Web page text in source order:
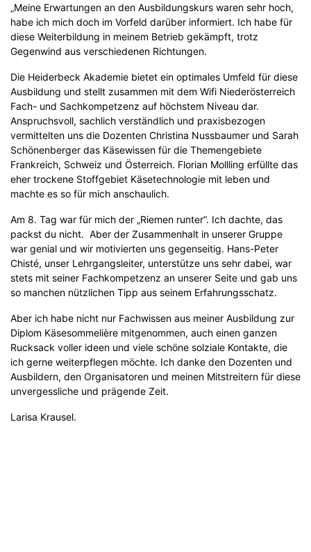
„Meine Erwartungen an den Ausbildungskurs waren sehr hoch,
habe ich mich doch im Vorfeld darüber informiert. Ich habe für
diese Weiterbildung in meinem Betrieb gekämpft, trotz
Gegenwind aus verschiedenen Richtungen.
Die Heiderbeck Akademie bietet ein optimales Umfeld für diese
Ausbildung und stellt zusammen mit dem Wifi Niederösterreich
Fach- und Sachkompetzenz auf höchstem Niveau dar.
Anspruchsvoll, sachlich verständlich und praxisbezogen
vermittelten uns die Dozenten Christina Nussbaumer und Sarah
Schönenberger das Käsewissen für die Themengebiete
Frankreich, Schweiz und Österreich. Florian Mollling erfüllte das
eher trockene Stoffgebiet Käsetechnologie mit leben und
machte es so für mich anschaulich.
Am 8. Tag war für mich der „Riemen runter“. Ich dachte, das
packst du nicht. Aber der Zusammenhalt in unserer Gruppe
war genial und wir motivierten uns gegenseitig. Hans-Peter
Chisté, unser Lehrgangsleiter, unterstütze uns sehr dabei, war
stets mit seiner Fachkompetzenz an unserer Seite und gab uns
so manchen nützlichen Tipp aus seinem Erfahrungsschatz.
Aber ich habe nicht nur Fachwissen aus meiner Ausbildung zur
Diplom Käsesommelière mitgenommen, auch einen ganzen
Rucksack voller ideen und viele schöne solziale Kontakte, die
ich gerne weiterpflegen möchte. Ich danke den Dozenten und
Ausbildern, den Organisatoren und meinen Mitstreitern für diese
unvergessliche und prägende Zeit.
Larisa Krausel.